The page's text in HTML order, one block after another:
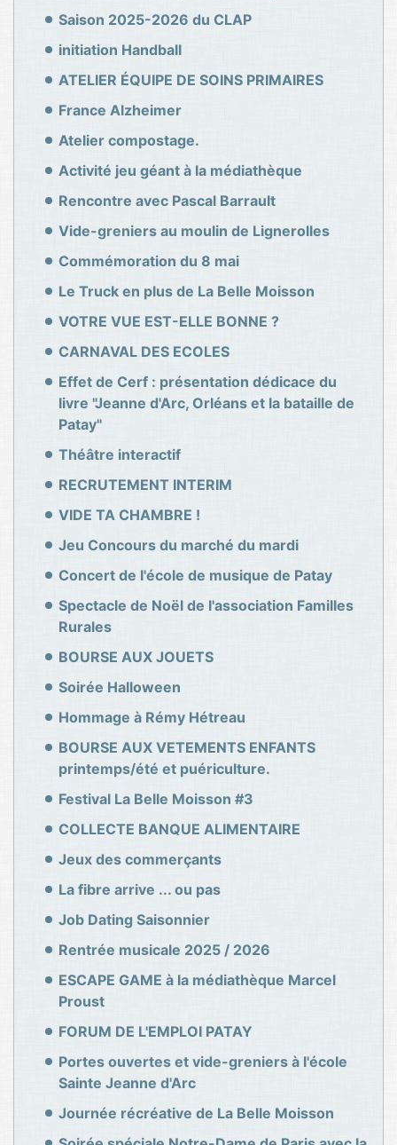
Saison 2025-2026 du CLAP
initiation Handball
ATELIER ÉQUIPE DE SOINS PRIMAIRES
France Alzheimer
Atelier compostage.
Activité jeu géant à la médiathèque
Rencontre avec Pascal Barrault
Vide-greniers au moulin de Lignerolles
Commémoration du 8 mai
Le Truck en plus de La Belle Moisson
VOTRE VUE EST-ELLE BONNE ?
CARNAVAL DES ECOLES
Effet de Cerf : présentation dédicace du
livre "Jeanne d'Arc, Orléans et la bataille de
Patay"
Théâtre interactif
RECRUTEMENT INTERIM
VIDE TA CHAMBRE !
Jeu Concours du marché du mardi
Concert de l'école de musique de Patay
Spectacle de Noël de l'association Familles
Rurales
BOURSE AUX JOUETS
Soirée Halloween
Hommage à Rémy Hétreau
BOURSE AUX VETEMENTS ENFANTS
printemps/été et puériculture.
Festival La Belle Moisson #3
COLLECTE BANQUE ALIMENTAIRE
Jeux des commerçants
La fibre arrive ... ou pas
Job Dating Saisonnier
Rentrée musicale 2025 / 2026
ESCAPE GAME à la médiathèque Marcel
Proust
FORUM DE L'EMPLOI PATAY
Portes ouvertes et vide-greniers à l'école
Sainte Jeanne d'Arc
Journée récréative de La Belle Moisson